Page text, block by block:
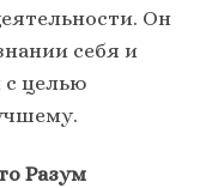
Он
себя и
с целью
Разум